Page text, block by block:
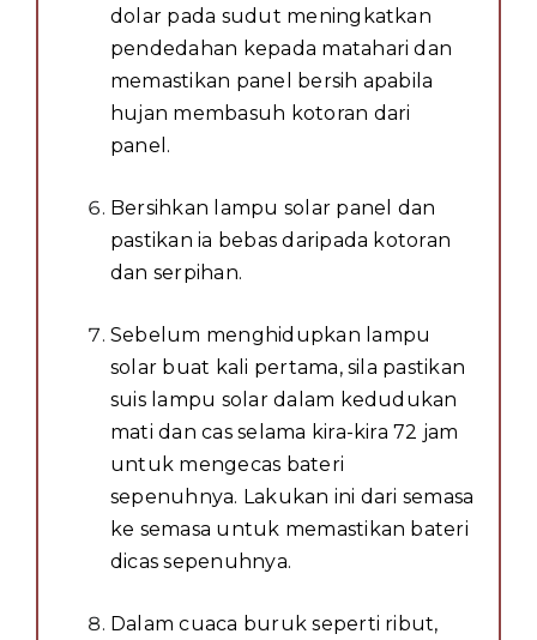
dolar pada sudut meningkatkan
pendedahan kepada matahari dan
memastikan panel bersih apabila
hujan membasuh kotoran dari
panel.
Bersihkan lampu solar panel dan
pastikan ia bebas daripada kotoran
dan serpihan.
Sebelum menghidupkan lampu
solar buat kali pertama, sila pastikan
suis lampu solar dalam kedudukan
mati dan cas selama kira-kira 72 jam
untuk mengecas bateri
sepenuhnya. Lakukan ini dari semasa
ke semasa untuk memastikan bateri
dicas sepenuhnya.
Dalam cuaca buruk seperti ribut,